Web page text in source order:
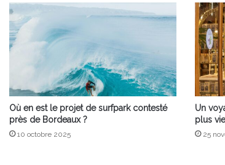
Où en est le projet de surfpark contesté
près de Bordeaux ?
10 octobre 2025
Un
plus
25